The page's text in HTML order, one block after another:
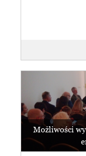
Możliwości